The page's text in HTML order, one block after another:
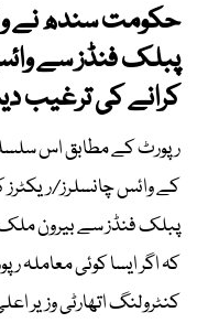
حکومت سندھ نے
پبلک فنڈز سے
کرانے کی ترغیب
رپورٹ کے مطابق اس
کے وائس چانسلرز/ریکٹرز
پبلک فنڈز سے بیرون ملک
کہ اگر ایسا کوئی معاملہ
کنٹرولنگ اتھارٹی وزیر